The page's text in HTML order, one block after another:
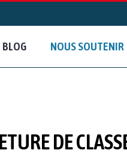
BLOG NOUS SOUTENIR
DE